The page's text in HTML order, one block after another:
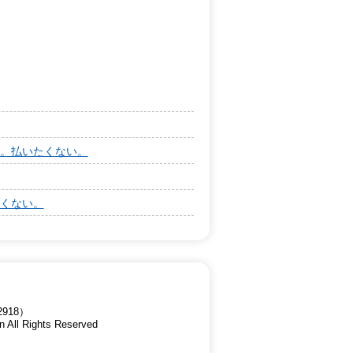
いたくない。
ない。
）
All Rights Reserved